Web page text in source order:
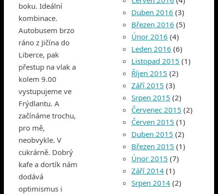
boku. Ideální
kombinace.
Autobusem brzo
ráno z Jičína do
Liberce, pak
přestup na vlak a
kolem 9.00
vystupujeme ve
Frýdlantu. A
začínáme trochu,
pro mě,
neobvykle. V
cukrárně. Dobrý
kafe a dortík nám
dodává
optimismus i
Duben 2016 (3)
Březen 2016 (5)
Únor 2016 (4)
Leden 2016 (6)
Listopad 2015 (1)
Říjen 2015 (2)
Září 2015 (3)
Srpen 2015 (2)
Červenec 2015 (2)
Červen 2015 (1)
Duben 2015 (2)
Březen 2015 (1)
Únor 2015 (7)
Září 2014 (1)
Srpen 2014 (2)